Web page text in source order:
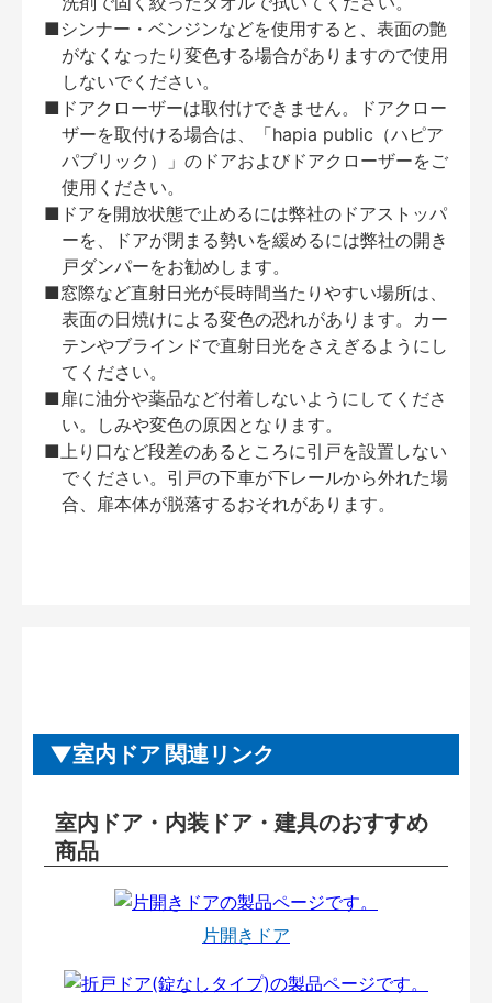
■シンナー・ベンジンなどを使用すると、表面の艶
がなくなったり変色する場合がありますので使用
しないでください。
■ドアクローザーは取付けできません。ドアクロー
ザーを取付ける場合は、「hapia public（ハピア
パブリック）」のドアおよびドアクローザーをご
使用ください。
■ドアを開放状態で止めるには弊社のドアストッパ
ーを、ドアが閉まる勢いを緩めるには弊社の開き
戸ダンパーをお勧めします。
■窓際など直射日光が長時間当たりやすい場所は、
表面の日焼けによる変色の恐れがあります。カー
テンやブラインドで直射日光をさえぎるようにし
てください。
■扉に油分や薬品など付着しないようにしてくださ
い。しみや変色の原因となります。
■上り口など段差のあるところに引戸を設置しない
でください。引戸の下車が下レールから外れた場
合、扉本体が脱落するおそれがあります。
室内ドア 関連リンク
室内ドア・内装ドア・建具のおすすめ
商品
片開きドア